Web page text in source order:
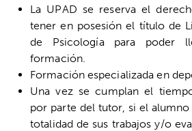
La UPAD se reserva el
tener en posesión el título de
de Psicología para poder
formación.
Formación especializada en
Una vez se cumplan el
por parte del tutor, si el
totalidad de sus trabajos y/o